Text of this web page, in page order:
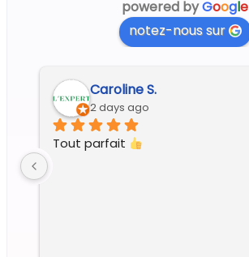
powered byGoogle
notez-nous sur
Regine G.
5 days ago